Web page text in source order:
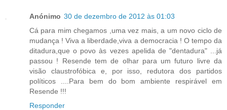
Anónimo 30 de dezembro de 2012 às 01:03
Cá para mim chegamos ,uma vez mais, a um novo ciclo de
mudança ! Viva a liberdade,viva a democracia ! O tempo da
ditadura,que o povo às vezes apelida de "dentadura" ...já
passou ! Resende tem de olhar para um futuro livre da
visão claustrofóbica e, por isso, redutora dos partidos
políticos ....Para bem do bom ambiente respirável em
Resende !!!
Responder